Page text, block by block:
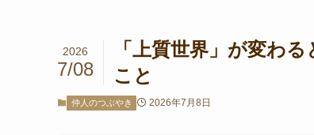
「上質世界」が変わ
こと
2026
7/08
仲人のつぶやき 2026年7月8日